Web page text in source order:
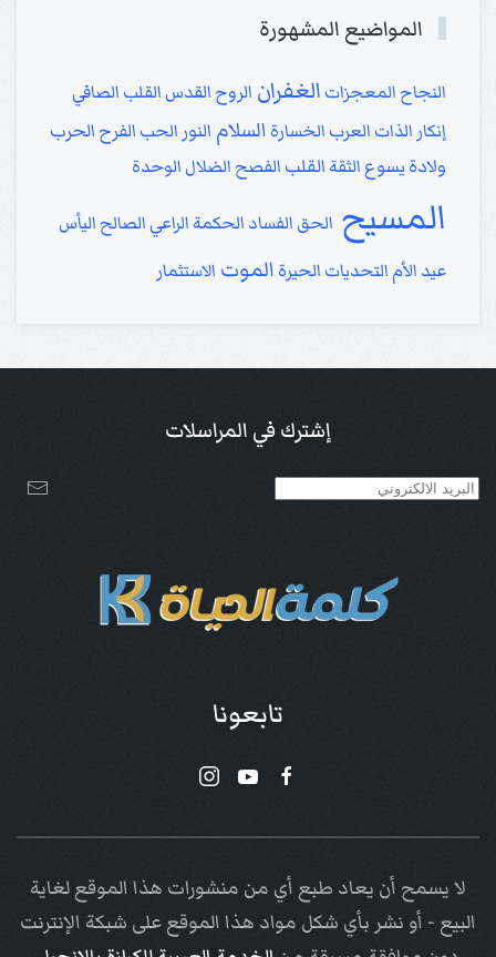
المواضيع المشهورة
النجاح المعجزات الغفران الروح القدس القلب الصافي
إنكار الذات العرب الخسارة السلام النور الحب الفرح الحرب
ولادة يسوع الثقة القلب الفصح الضلال الوحدة
المسيح الحق الفساد الحكمة الراعي الصالح اليأس
عيد الأم التحديات الحيرة الموت الاستثمار
إشترك في المراسلات
تابعونا
لا يسمح أن يعاد طبع أي من منشورات هذا الموقع لغاية
البيع - أو نشر بأي شكل مواد هذا الموقع على شبكة الإنترنت